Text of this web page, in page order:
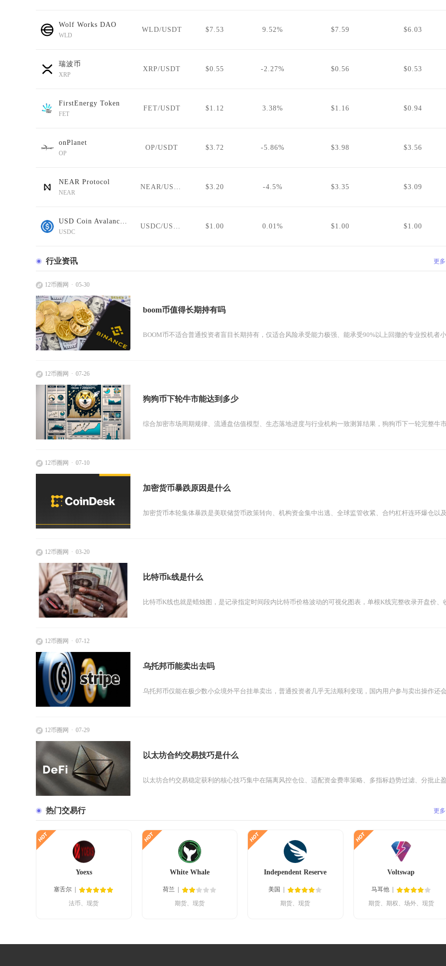
Wolf Works DAO
WLD
WLD/USDT $7.53 9.52% $7.59 $6.03
瑞波币
XRP
XRP/USDT $0.55 -2.27% $0.56 $0.53
FirstEnergy Token
FET
FET/USDT $1.12 3.38% $1.16 $0.94
onPlanet
OP
OP/USDT $3.72 -5.86% $3.98 $3.56
NEAR Protocol
NEAR
NEAR/USDT $3.20 -4.5% $3.35 $3.09
USD Coin Avalanche Bridged (USDC.e)
USDC
USDC/USDT $1.00 0.01% $1.00 $1.00
行业资讯 更
12币圈网 05-30
boom币值得长期持有吗
BOOM币不适合普通投资者盲目长期持有，仅适合风险承受能力极强、能承受90%以上回撤的专业投机者小
12币圈网 07-26
狗狗币下轮牛市能达到多少
综合加密市场周期规律、流通盘估值模型、生态落地进度与行业机构一致测算结果，狗狗币下一轮完整牛市
12币圈网 07-10
加密货币暴跌原因是什么
加密货币本轮集体暴跌是美联储货币政策转向、机构资金集中出逃、全球监管收紧、合约杠杆连环爆仓以
12币圈网 03-20
比特币k线是什么
比特币K线也就是蜡烛图，是记录指定时间段内比特币价格波动的可视化图表，单根K线完整收录开盘价、
12币圈网 07-12
乌托邦币能卖出去吗
乌托邦币仅能在极少数小众境外平台挂单卖出，普通投资者几乎无法顺利变现，国内用户参与卖出操作还
12币圈网 07-29
以太坊合约交易技巧是什么
以太坊合约交易稳定获利的核心技巧集中在隔离风控仓位、适配资金费率策略、多指标趋势过滤、分批止
热门交易行 更
Yoexs
塞舌尔
法币、现货
White Whale
荷兰
期货、现货
Independent Reserve
美国
期货、现货
Voltswap
马耳他
期货、期权、场外、现货